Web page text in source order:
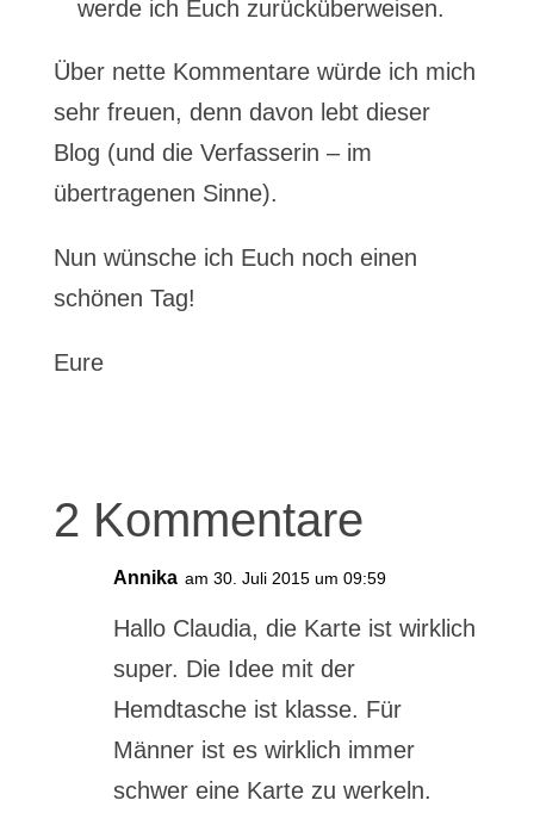
werde ich Euch zurücküberweisen.
Über nette Kommentare würde ich mich
sehr freuen, denn davon lebt dieser
Blog (und die Verfasserin – im
übertragenen Sinne).
Nun wünsche ich Euch noch einen
schönen Tag!
Eure
2 Kommentare
Annika am 30. Juli 2015 um 09:59
Hallo Claudia, die Karte ist wirklich
super. Die Idee mit der
Hemdtasche ist klasse. Für
Männer ist es wirklich immer
schwer eine Karte zu werkeln.